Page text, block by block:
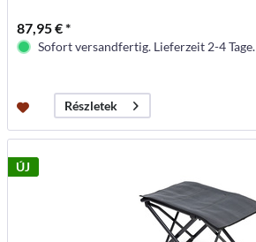
87,95 € *
Sofort versandfertig. Lieferzeit 2-4 Tage.
Részletek
ÚJ